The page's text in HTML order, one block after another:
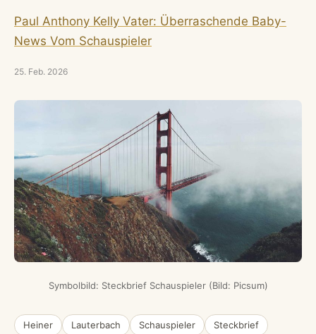
Paul Anthony Kelly Vater: Überraschende Baby-
News Vom Schauspieler
25. Feb. 2026
Symbolbild: Steckbrief Schauspieler (Bild: Picsum)
Heiner Lauterbach Schauspieler
Steckbrief